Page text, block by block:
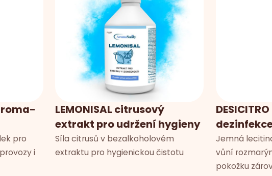
pro
i
LEMONISAL citrusový
extrakt pro udržení hygieny
Síla citrusů v bezalkoholovém
extraktu pro hygienickou čistotu
Jemná
vůní
pokožku